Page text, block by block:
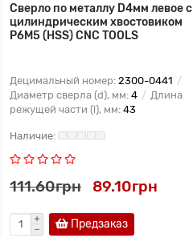
Сверло по металлу D4мм левое с
цилиндрическим хвостовиком
Р6М5 (HSS) CNC TOOLS
Децимальный номер: 2300-0441
Диаметр сверла (d), мм: 4
Длина
режущей части (l), мм: 43
111.60грн 89.10грн
Предзаказ